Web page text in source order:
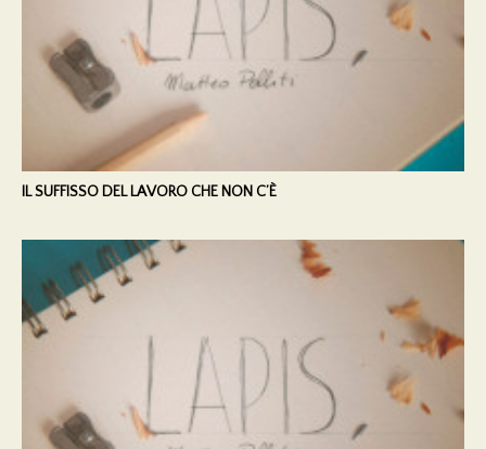
IL SUFFISSO DEL LAVORO CHE NON C’È